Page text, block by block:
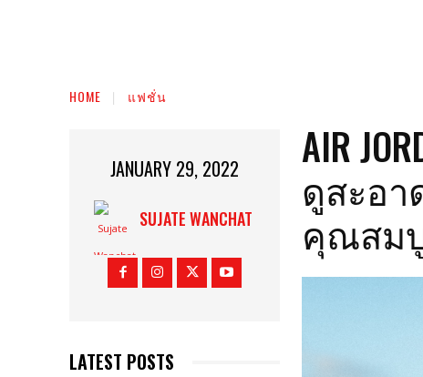
HOME แฟชั่น
JANUARY 29, 2022
SUJATE WANCHAT
LATEST POSTS
AIR
ดูสะอา
คุณสม